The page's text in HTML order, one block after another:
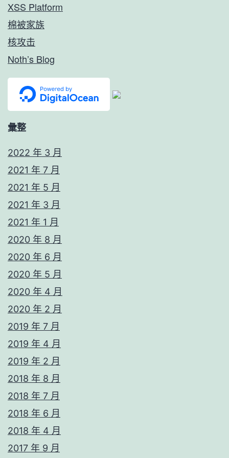
XSS Platform
棉被家族
核攻击
Noth’s Blog
彙整
2022 年 3 月
2021 年 7 月
2021 年 5 月
2021 年 3 月
2021 年 1 月
2020 年 8 月
2020 年 6 月
2020 年 5 月
2020 年 4 月
2020 年 2 月
2019 年 7 月
2019 年 4 月
2019 年 2 月
2018 年 8 月
2018 年 7 月
2018 年 6 月
2018 年 4 月
2017 年 9 月